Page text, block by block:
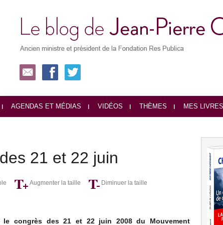
AGENDAS ET MÉDIAS VIDÉOS THÈMES MES LIVRES
21 et 22 juin
Augmenter la taille Diminuer la taille
le congrès des 21 et 22 juin 2008 du Mouvement